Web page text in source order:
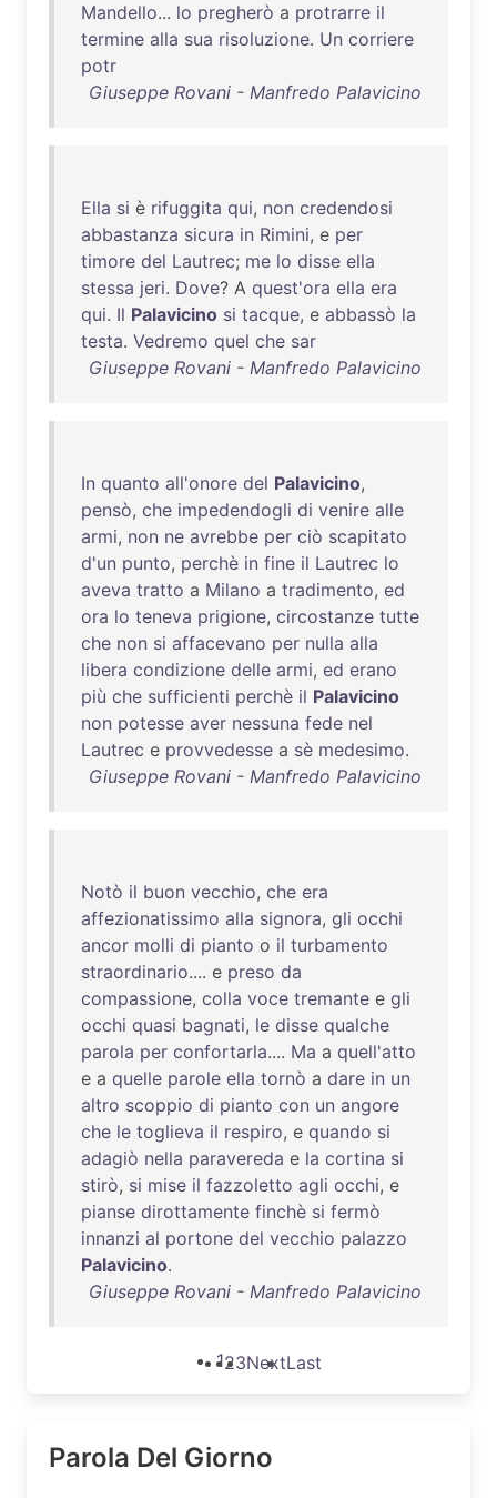
Mandello... lo pregherò a protrarre il
termine alla sua risoluzione. Un corriere
potr
Giuseppe Rovani - Manfredo Palavicino
Ella si è rifuggita qui, non credendosi
abbastanza sicura in Rimini, e per
timore del Lautrec; me lo disse ella
stessa jeri. Dove? A quest'ora ella era
qui. Il Palavicino si tacque, e abbassò la
testa. Vedremo quel che sar
Giuseppe Rovani - Manfredo Palavicino
In quanto all'onore del Palavicino,
pensò, che impedendogli di venire alle
armi, non ne avrebbe per ciò scapitato
d'un punto, perchè in fine il Lautrec lo
aveva tratto a Milano a tradimento, ed
ora lo teneva prigione, circostanze tutte
che non si affacevano per nulla alla
libera condizione delle armi, ed erano
più che sufficienti perchè il Palavicino
non potesse aver nessuna fede nel
Lautrec e provvedesse a sè medesimo.
Giuseppe Rovani - Manfredo Palavicino
Notò il buon vecchio, che era
affezionatissimo alla signora, gli occhi
ancor molli di pianto o il turbamento
straordinario.... e preso da
compassione, colla voce tremante e gli
occhi quasi bagnati, le disse qualche
parola per confortarla.... Ma a quell'atto
e a quelle parole ella tornò a dare in un
altro scoppio di pianto con un angore
che le toglieva il respiro, e quando si
adagiò nella paravereda e la cortina si
stirò, si mise il fazzoletto agli occhi, e
pianse dirottamente finchè si fermò
innanzi al portone del vecchio palazzo
Palavicino.
Giuseppe Rovani - Manfredo Palavicino
123NextLast
Parola Del Giorno